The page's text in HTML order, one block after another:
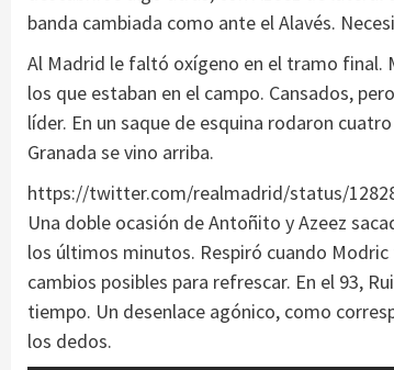
banda cambiada como ante el Alavés.
Al Madrid le faltó oxígeno en el tramo final.
los que estaban en el campo. Cansados,
líder. En un saque de esquina rodaron
Granada se vino arriba.
https://twitter.com/realmadrid/status/
Una doble ocasión de Antoñito y Azeez
los últimos minutos. Respiró cuando
cambios posibles para refrescar. En el 93,
tiempo. Un desenlace agónico, como
los dedos.